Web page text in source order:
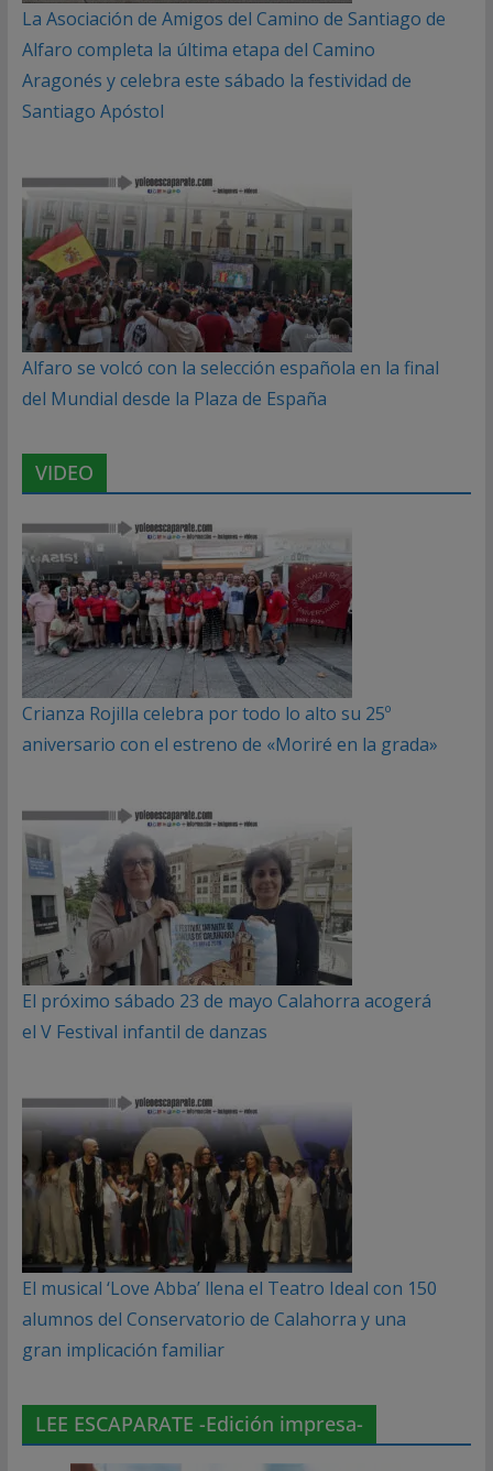
La Asociación de Amigos del Camino de Santiago de
Alfaro completa la última etapa del Camino
Aragonés y celebra este sábado la festividad de
Santiago Apóstol
Alfaro se volcó con la selección española en la final
del Mundial desde la Plaza de España
VIDEO
Crianza Rojilla celebra por todo lo alto su 25º
aniversario con el estreno de «Moriré en la grada»
El próximo sábado 23 de mayo Calahorra acogerá
el V Festival infantil de danzas
El musical ‘Love Abba’ llena el Teatro Ideal con 150
alumnos del Conservatorio de Calahorra y una
gran implicación familiar
LEE ESCAPARATE -Edición impresa-